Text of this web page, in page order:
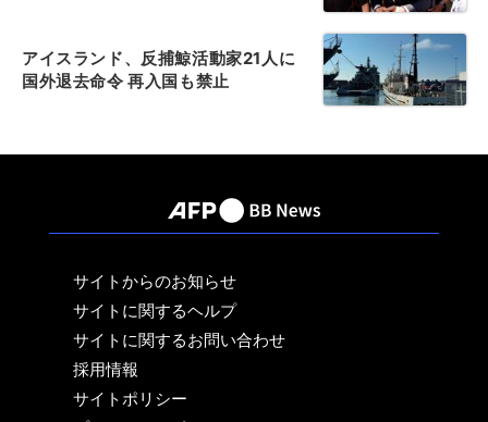
アイスランド、反捕鯨活動家21人に
国外退去命令 再入国も禁止
サイトからのお知らせ
サイトに関するヘルプ
サイトに関するお問い合わせ
採用情報
サイトポリシー